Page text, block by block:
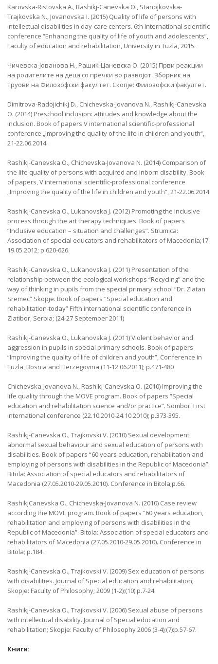
Karovska-Ristovska A., Rashikj-Canevska O., Stanojkovska-
Trajkovska N., Jovanovska I. (2015) Quality of life of persons with
intellectual disabilities in day-care centers. 6th International scientific
conference “Enhancing the quality of life of youth and adolescents”,
Faculty of education and rehabilitation, University in Tuzla, 2015.
Чичевска-Јованова Н., Рашиќ-Цаневска О. (2015) Први реакции
на родителите на деца со пречки во развојот. Зборник на
труови на Филозофски факултет. Скопје: Филозофски факултет.
Dimitrova-Radojichikj D., Chichevska-Jovanova N., Rashikj-Canevska
O. (2014) Preschool inclusion: attitudes and knowledge about the
inclusion. Book of papers V international scientific-professional
conference „Improving the quality of the life in children and youth“,
21-22.06.2014.
Rashikj-Canevska O., Chichevska-Jovanova N. (2014) Comparison of
the life quality of persons with acquired and inborn disability. Book
of papers, V international scientific-professional conference
„Improving the quality of the life in children and youth“, 21-22.06.2014.
Rashikj-Canevska O., Lukanovska J. (2012) Promoting the inclusive
process through the art therapy techniques. Book of papers
“Inclusive education – situation and challenges”. Strumica:
Association of special educators and rehabilitators of Macedonia;17-
19.05.2012; p.620-626.
Rashikj-Canevska O., Lukanovska J. (2011) Presentation of the
relationship between the ecological workshops “Recycling” and the
way of thinking in pupils from the special primary school “Dr. Zlatan
Sremec” Skopje. Book of papers “Special education and
rehabilitation-today” Fifth international scientific conference in
Zlatibor, Serbia; (24-27 September 2011)
Rashikj-Canevska O., Lukanovska J. (2011) Violent behavior and
aggression in pupils in special primary schools. Book of papers
“Improving the quality of life of children and youth”, Conference in
Tuzla, Bosnia and Herzegovina (11-12.06.2011); p.471-480
Chichevska-Jovanova N., Rashikj-Canevska O. (2010) Improving the
life quality through the MOVE program. Book of papers “Special
education and rehabilitation science and/or practice”. Sombor: First
international conference (22.10.2010-24.10.2010); p.373-395.
Rashikj-Canevska O., Trajkovski V. (2010) Sexual development,
abnormal sexual behaviour and sexual education of persons with
disabilities. Book of papers “60 years education, rehabilitation and
employing of persons with disabilities in the Republic of Macedonia”.
Bitola: Association of special educators and rehabilitators of
Macedonia (27.05.2010-29.05.2010). Conference in Bitola;p.66.
RashikjCanevska O., Chichevska-Jovanova N. (2010) Case review
according the MOVE program. Book of papers “60 years education,
rehabilitation and employing of persons with disabilities in the
Republic of Macedonia”. Bitola: Association of special educators and
rehabilitators of Macedonia (27.05.2010-29.05.2010). Conference in
Bitola; p.184.
Rashikj-Canevska O., Trajkovski V. (2009) Sex education of persons
with disabilities. Journal of Special education and rehabilitation;
Skopje: Faculty of Philosophy; 2009 (1-2);(10):p.7-24.
Rashikj-Canevska O., Trajkovski V. (2006) Sexual abuse of persons
with intellectual disability. Journal of Special education and
rehabilitation; Skopje: Faculty of Philosophy 2006 (3-4);(7):p.57-67.
Книги: